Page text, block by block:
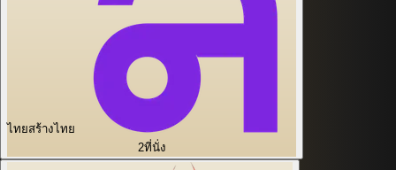
ไทยสร้างไทย
2ที่นั่ง